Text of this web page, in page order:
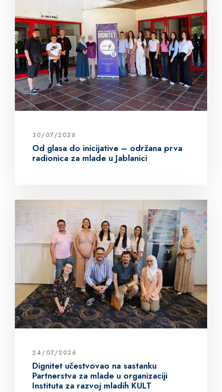
30/07/2026
Od glasa do inicijative – održana prva
radionica za mlade u Jablanici
24/07/2026
Dignitet učestvovao na sastanku
Partnerstva za mlade u organizaciji
Instituta za razvoj mladih KULT